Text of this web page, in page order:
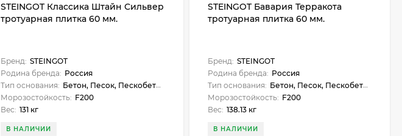
STEINGOT Классика Штайн Сильвер
тротуарная плитка 60 мм.
Бренд: STEINGOT
Родина бренда: Россия
Тип основания: Бетон, Песок, Пескобетон
Морозостойкость: F200
Вес: 131 кг
В НАЛИЧИИ
STEINGOT Бавария Терракота
тротуарная плитка 60 мм.
Бренд: STEINGOT
Родина бренда: Россия
Тип основания: Бетон, Песок, Пескобетон
Морозостойкость: F200
Вес: 138.13 кг
В НАЛИЧИИ